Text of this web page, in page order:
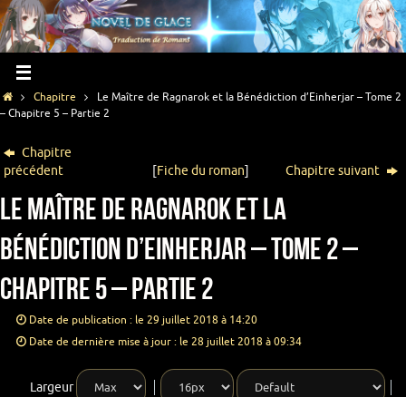
Chapitre
Le Maître de Ragnarok et la Bénédiction d’Einherjar – Tome 2
– Chapitre 5 – Partie 2
Chapitre
précédent
[Fiche du roman] Chapitre suivant
Le Maître de Ragnarok et la
Bénédiction d’Einherjar – Tome 2 –
Chapitre 5 – Partie 2
Date de publication : le 29 juillet 2018 à 14:20
Date de dernière mise à jour : le 28 juillet 2018 à 09:34
Largeur